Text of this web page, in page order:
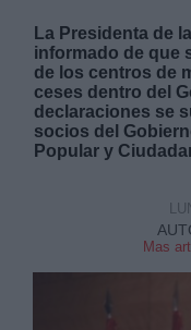
La Presidenta de
informado de que
de los centros de
ceses dentro del
declaraciones se
socios del
Popular y
Mas
Destinatarios:
Información adicional